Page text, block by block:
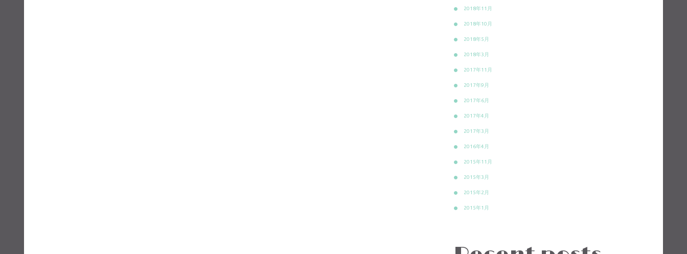
2018年11月
2018年10月
2018年5月
2018年3月
2017年11月
2017年9月
2017年6月
2017年4月
2017年3月
2016年4月
2015年11月
2015年3月
2015年2月
2015年1月